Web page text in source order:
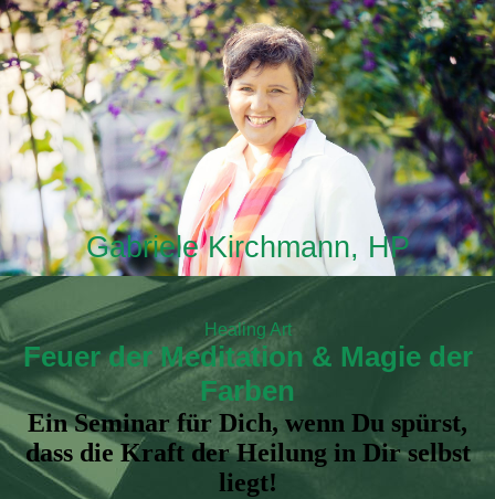
Gabriele Kirchmann, HP
Healing Art
Feuer der Meditation & Magie der
Farben
Ein Seminar für Dich, wenn Du spürst,
dass die Kraft der Heilung in Dir selbst
liegt!